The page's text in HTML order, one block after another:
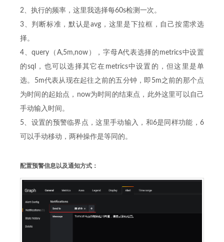
2、执行的频率，这里我选择每60s检测一次。
3、判断标准，默认是avg，这里是下拉框，自己按需求选
择。
4、query（A,5m,now），字母A代表选择的metrics中设置
的sql，也可以选择其它在metrics中设置的，但这里是单
选。5m代表从现在起往之前的五分钟，即5m之前的那个点
为时间的起始点，now为时间的结束点，此外这里可以自己
手动输入时间。
5、设置的预警临界点，这里手动输入，和6是同样功能，6
可以手动移动，两种操作是等同的。
配置预警信息以及通知方式：